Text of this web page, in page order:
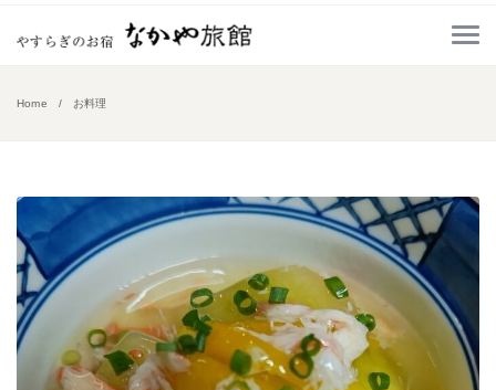
Home お料理